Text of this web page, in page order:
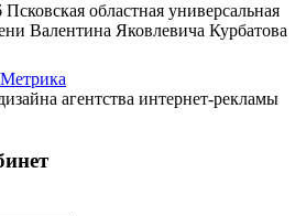
Псковская областная универсальная
Валентина Яковлевича Курбатова
агентства интернет-рекламы